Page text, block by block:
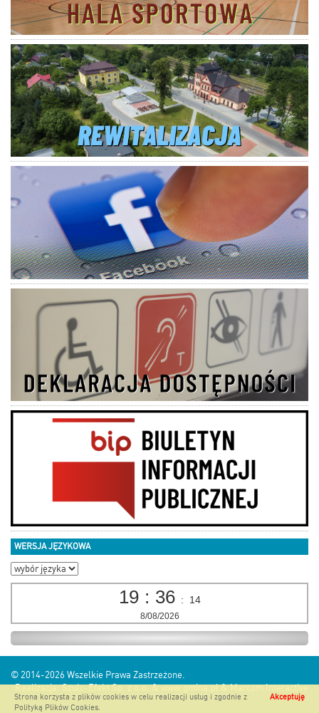
WERSJA JĘZYKOWA
19 : 36 : 16
8/08/2026
Akceptuję
Strona korzysta z plików cookies w celu realizacji usług i zgodnie z
Polityką Plików Cookies.
© 2014-2026 Wszelkie Prawa Zastrzeżone.
Realizacja:Szulc-Efekt Sp. z o.o. & www.gmina.pl&Marcom Interactive